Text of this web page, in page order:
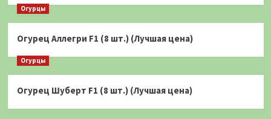
Огурцы
Огурец Аллегри F1 (8 шт.) (Лучшая цена)
Огурцы
Огурец Шуберт F1 (8 шт.) (Лучшая цена)